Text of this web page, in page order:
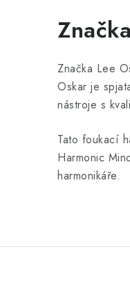
Značka Lee
Oskar je
nástroje s
Tato foukací
Harmonic
harmonikáře.